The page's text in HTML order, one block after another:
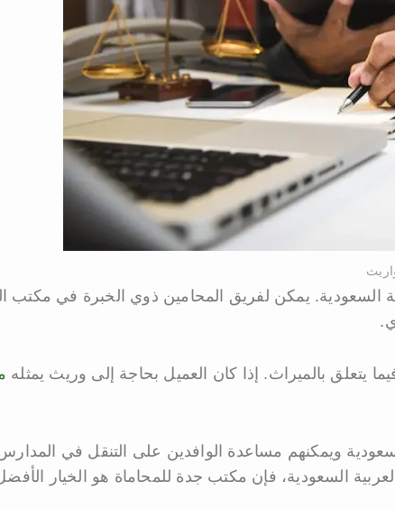
يمكن لفريق المحامين ذوي الخبرة في مكتب
يتعلق بالميراث. إذا كان العميل بحاجة إلى وريث يمثله
ويمكنهم مساعدة الوافدين على التنقل في
السعودية، فإن مكتب جدة للمحاماة هو الخيار